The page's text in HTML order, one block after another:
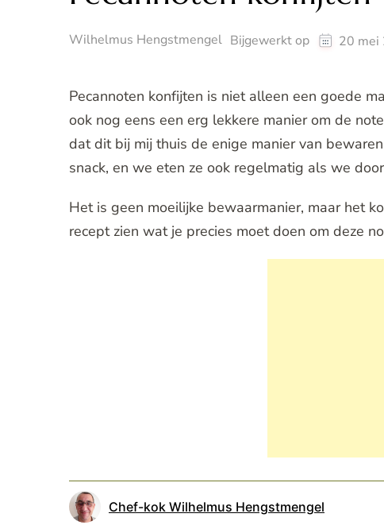
Wilhelmus Hengstmengel Bijgewerkt op 20 mei
Pecannoten konfijten is niet alleen een goede
ook nog eens een erg lekkere manier om de
dat dit bij mij thuis de enige manier van
snack, en we eten ze ook regelmatig als we
Het is geen moeilijke bewaarmanier, maar het
recept zien wat je precies moet doen om deze
Chef-kok Wilhelmus Hengstmengel